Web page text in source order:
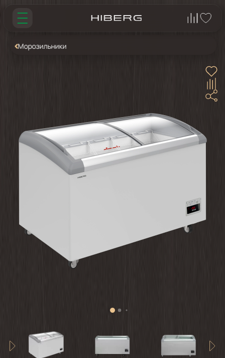
Морозильники